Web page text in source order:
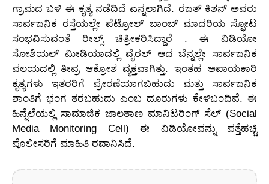
ಗ್ರಾಮದ ಬಳಿ ಈ ಕೃತ್ಯ ನಡೆದಿದೆ ಎನ್ನಲಾಗಿದೆ. ರಜತ್ ಕಿಶನ್ ಅವರು
ಸಾರ್ವಜನಿಕ ರಸ್ತೆಯಲ್ಲೇ ಪೆಟ್ರೋಲ್ ಬಾಂಬ್ ಮಾದರಿಯ ಸ್ಫೋಟ
ಸಂಭವಿಸುವಂತೆ ರೀಲ್ಸ್ ಚಿತ್ರೀಕರಿಸಿದ್ದಾರೆ . ಈ ವಿಡಿಯೋ
ಸೋಶಿಯಲ್ ಮೀಡಿಯಾದಲ್ಲಿ ವೈರಲ್ ಆದ ಬೆನ್ನಲ್ಲೇ ಸಾರ್ವಜನಿಕ
ವಲಯದಲ್ಲಿ ತೀವ್ರ ಆಕ್ರೋಶ ವ್ಯಕ್ತವಾಗಿತ್ತು. ಇಂತಹ ಅಪಾಯಕಾರಿ
ಕೃತ್ಯಗಳು ಇತರರಿಗೆ ಪ್ರೇರಣೆಯಾಗಬಹುದು ಮತ್ತು ಸಾರ್ವಜನಿಕ
ಶಾಂತಿಗೆ ಭಂಗ ತರಬಹುದು ಎಂಬ ದೂರುಗಳು ಕೇಳಿಬಂದಿವೆ. ಈ
ಹಿನ್ನೆಲೆಯಲ್ಲಿ ಸಾಮಾಜಿಕ ಜಾಲತಾಣ ಮಾನಿಟರಿಂಗ್ ಸೆಲ್ (Social
Media Monitoring Cell) ಈ ವಿಡಿಯೋವನ್ನು ಪತ್ತೆಹಚ್ಚಿ
ಪೊಲೀಸರಿಗೆ ಮಾಹಿತಿ ರವಾನಿಸಿದೆ.